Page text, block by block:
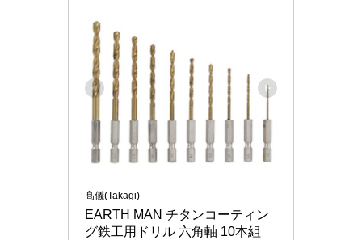
髙儀(Takagi)
EARTH MAN チタンコーティン
グ鉄工用ドリル 六角軸 10本組